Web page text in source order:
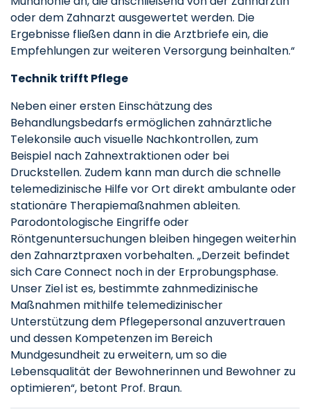
oder dem Zahnarzt ausgewertet werden. Die
Ergebnisse fließen dann in die Arztbriefe ein, die
Empfehlungen zur weiteren Versorgung beinhalten.“
Technik trifft Pflege
Neben einer ersten Einschätzung des
Behandlungsbedarfs ermöglichen zahnärztliche
Telekonsile auch visuelle Nachkontrollen, zum
Beispiel nach Zahnextraktionen oder bei
Druckstellen. Zudem kann man durch die schnelle
telemedizinische Hilfe vor Ort direkt ambulante oder
stationäre Therapiemaßnahmen ableiten.
Parodontologische Eingriffe oder
Röntgenuntersuchungen bleiben hingegen weiterhin
den Zahnarztpraxen vorbehalten. „Derzeit befindet
sich Care Connect noch in der Erprobungsphase.
Unser Ziel ist es, bestimmte zahnmedizinische
Maßnahmen mithilfe telemedizinischer
Unterstützung dem Pflegepersonal anzuvertrauen
und dessen Kompetenzen im Bereich
Mundgesundheit zu erweitern, um so die
Lebensqualität der Bewohnerinnen und Bewohner zu
optimieren“, betont Prof. Braun.